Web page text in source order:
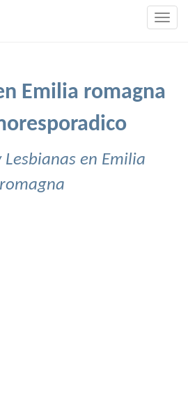
Emilia romagna
Lesbianas en Emilia
romagna